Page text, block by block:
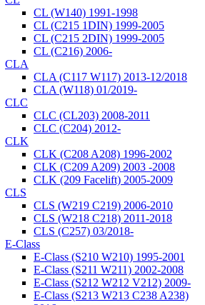
CL (W140) 1991-1998
CL (C215 1DIN) 1999-2005
CL (C215 2DIN) 1999-2005
CL (C216) 2006-
CLA
CLA (C117 W117) 2013-12/2018
CLA (W118) 01/2019-
CLC
CLC (CL203) 2008-2011
CLC (C204) 2012-
CLK
CLK (C208 A208) 1996-2002
CLK (C209 A209) 2003 -2008
CLK (209 Facelift) 2005-2009
CLS
CLS (W219 C219) 2006-2010
CLS (W218 C218) 2011-2018
CLS (C257) 03/2018-
E-Class
E-Class (S210 W210) 1995-2001
E-Class (S211 W211) 2002-2008
E-Class (S212 W212 V212) 2009-
E-Class (S213 W213 C238 A238)